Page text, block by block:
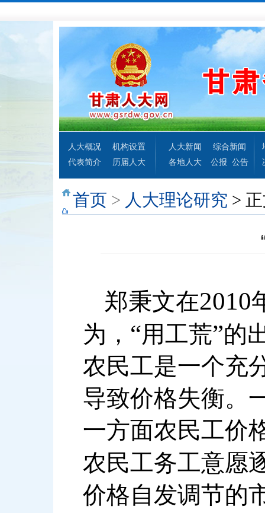
人大概况
机构设置
代表简介
历届人大
人大新闻
综合新闻
各地人大
公报 公告
首页 > 人大理论研究 >
郑秉文在2010
为， “用工荒”的
农民工是一个充
导致价格失衡。
一方面农民工价
农民工务工意愿
价格自发调节的